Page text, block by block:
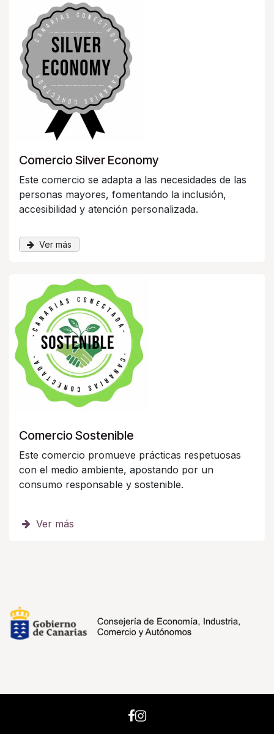
Comercio Silver Economy
Este comercio se adapta a las necesidades de las
personas mayores, fomentando la inclusión,
accesibilidad y atención personalizada.
Ver más
Comercio Sostenible
Este comercio promueve prácticas respetuosas
con el medio ambiente, apostando por un
consumo responsable y sostenible.
Ver más